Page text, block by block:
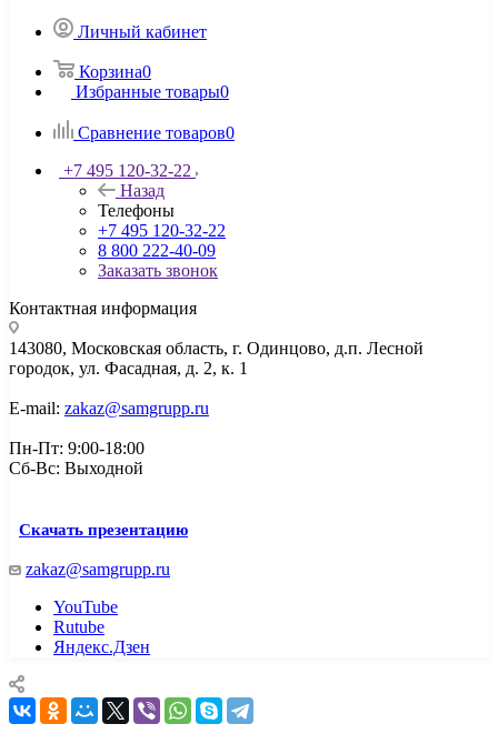
Личный кабинет
Корзина0
Избранные товары0
Сравнение товаров0
+7 495 120-32-22
Назад
Телефоны
+7 495 120-32-22
8 800 222-40-09
Заказать звонок
Контактная информация
143080, Mосковская область, г. Одинцово, д.п. Лесной
городок, ул. Фасадная, д. 2, к. 1
E-mail: zakaz@samgrupp.ru
Пн-Пт: 9:00-18:00
Сб-Вс: Выходной
Скачать презентацию
zakaz@samgrupp.ru
YouTube
Rutube
Яндекс.Дзен